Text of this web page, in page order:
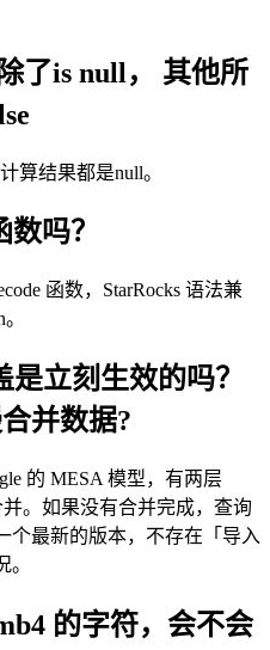
了is null， 其他所
算结果都是null。
吗？
函数，StarRocks 语法兼
立刻生效的吗？
并数据?
的 MESA 模型，有两层
。如果没有合并完成，查询
个最新的版本，不存在「导入
的字符，会不会